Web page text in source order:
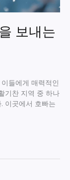
보내는
들에게 매력적인
기찬 지역 중 하나
이곳에서 호빠는